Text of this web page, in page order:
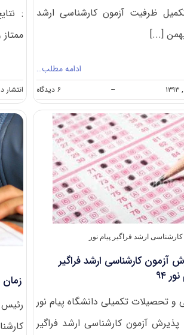
ظرفیت آزمون کارشناسی ارشد
ادامه مطلب…
-- ۶ دیدگاه
اعلام
نتایج
تکمیل
آزمون
:
انتشار در: ۵ بهمن,
کارشناسی ارشد فراگیر پیام نور
آزمون کارشناسی ارشد فراگیر
۹۴
و تحصیلات تکمیلی دانشگاه پیام نور
آزمون کارشناسی ارشد فراگیر
زمان